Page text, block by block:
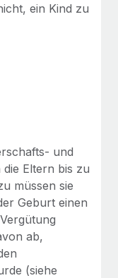
ein Kind zu
und
Eltern bis zu
müssen sie
Geburt einen
ab,
(siehe